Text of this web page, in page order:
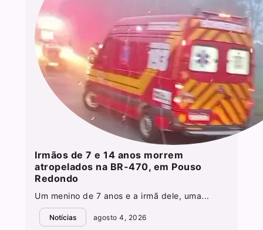
Irmãos de 7 e 14 anos morrem
atropelados na BR-470, em Pouso
Redondo
Um menino de 7 anos e a irmã dele, uma...
Notícias agosto 4, 2026